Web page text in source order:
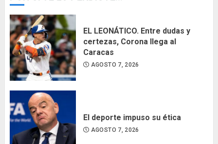
EL LEONÁTICO. Entre dudas y
certezas, Corona llega al
Caracas
AGOSTO 7, 2026
El deporte impuso su ética
AGOSTO 7, 2026